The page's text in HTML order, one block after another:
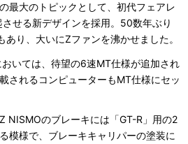
最大のトピックとして、初代フェアレ
せる新デザインを採用。50数年ぶり
り、大いにZファンを沸かせました。
いては、待望の6速MT仕様が追加され
されるコンピューターもMT仕様にセッ
NISMOのブレーキには「GT-R」用の2
模様で、ブレーキキャリパーの塗装に